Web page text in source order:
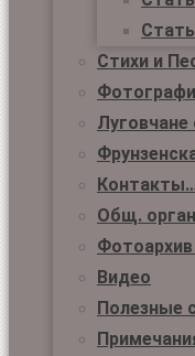
Стихи и
Луговчане
Общ.
Фотоархив
Видео
Полезные